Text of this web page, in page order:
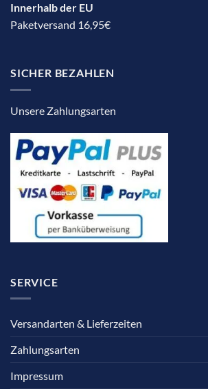
Innerhalb der EU
Paketversand 16,95€
SICHER BEZAHLEN
Unsere Zahlungsarten
SERVICE
Versandarten & Lieferzeiten
Zahlungsarten
Impressum